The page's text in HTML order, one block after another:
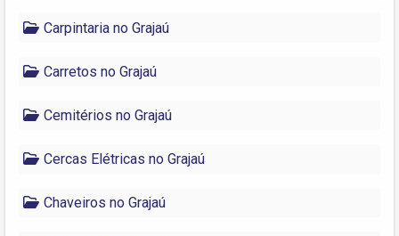
Carpintaria no Grajaú
Carretos no Grajaú
Cemitérios no Grajaú
Cercas Elétricas no Grajaú
Chaveiros no Grajaú